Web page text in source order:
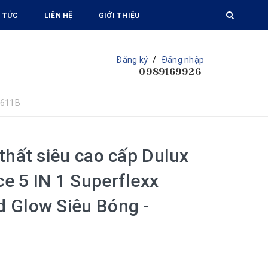
TỨC LIÊN HỆ GIỚI THIỆU
Đăng ký / Đăng nhập
0989169926
siêu cao cấp Dulux
5 IN 1 Superflexx
Glow Siêu Bóng -